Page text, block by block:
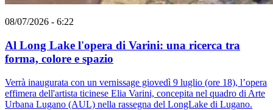
08/07/2026 - 6:22
Al Long Lake l'opera di Varini: una ricerca tra
forma, colore e spazio
Verrà inaugurata con un vernissage giovedì 9 luglio (ore 18), l’opera
effimera dell'artista ticinese Elia Varini, concepita nel quadro di Arte
Urbana Lugano (AUL) nella rassegna del LongLake di Lugano.